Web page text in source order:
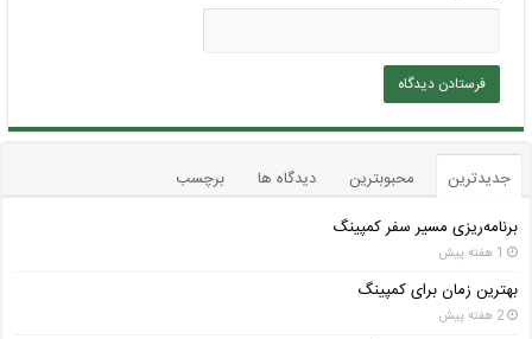
جدیدترین محبوبترین دیدگاه ها
برچسب
برنامه‌ریزی مسیر سفر کمپینگ
1 هفته پیش
بهترین زمان برای کمپینگ
2 هفته پیش